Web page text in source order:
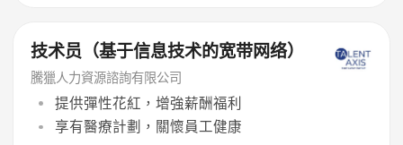
技术员（基于信息技术的宽带网络）
騰獵人力資源諮詢有限公司
提供彈性花紅，增強薪酬福利
享有醫療計劃，關懷員工健康